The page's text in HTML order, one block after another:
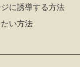
に誘導する方法
い方法